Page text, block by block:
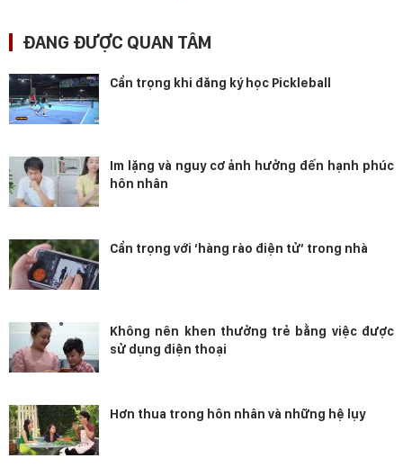
ĐANG ĐƯỢC QUAN TÂM
Cẩn trọng khi đăng ký học Pickleball
Im lặng và nguy cơ ảnh hưởng đến hạnh phúc
hôn nhân
Cẩn trọng với ‘hàng rào điện tử’ trong nhà
Không nên khen thưởng trẻ bằng việc được
sử dụng điện thoại
Hơn thua trong hôn nhân và những hệ lụy